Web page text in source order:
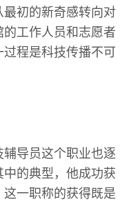
初的新奇感转向对
工作人员和志愿者
程是科技传播不可
导员这个职业也逐
的典型，他成功获
一职称的获得既是